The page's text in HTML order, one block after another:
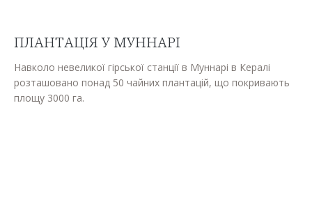
ПЛАНТАЦІЯ У МУННАРІ
Навколо невеликої гірської станції в Муннарі в Кералі
розташовано понад 50 чайних плантацій, що покривають
площу 3000 га.